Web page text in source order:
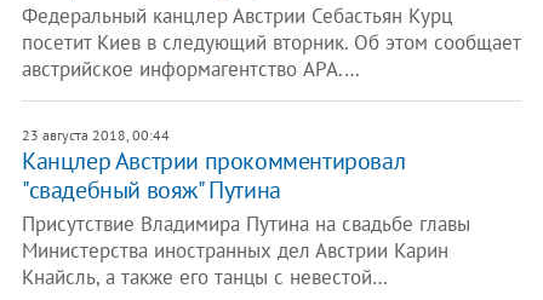
Федеральный канцлер Австрии Себастьян Курц
посетит Киев в следующий вторник. Об этом сообщает
австрийское информагентство APA.…
23 августа 2018, 00:44
Канцлер Австрии прокомментировал
"свадебный вояж" Путина
Присутствие Владимира Путина на свадьбе главы
Министерства иностранных дел Австрии Карин
Кнайсль, а также его танцы с невестой…